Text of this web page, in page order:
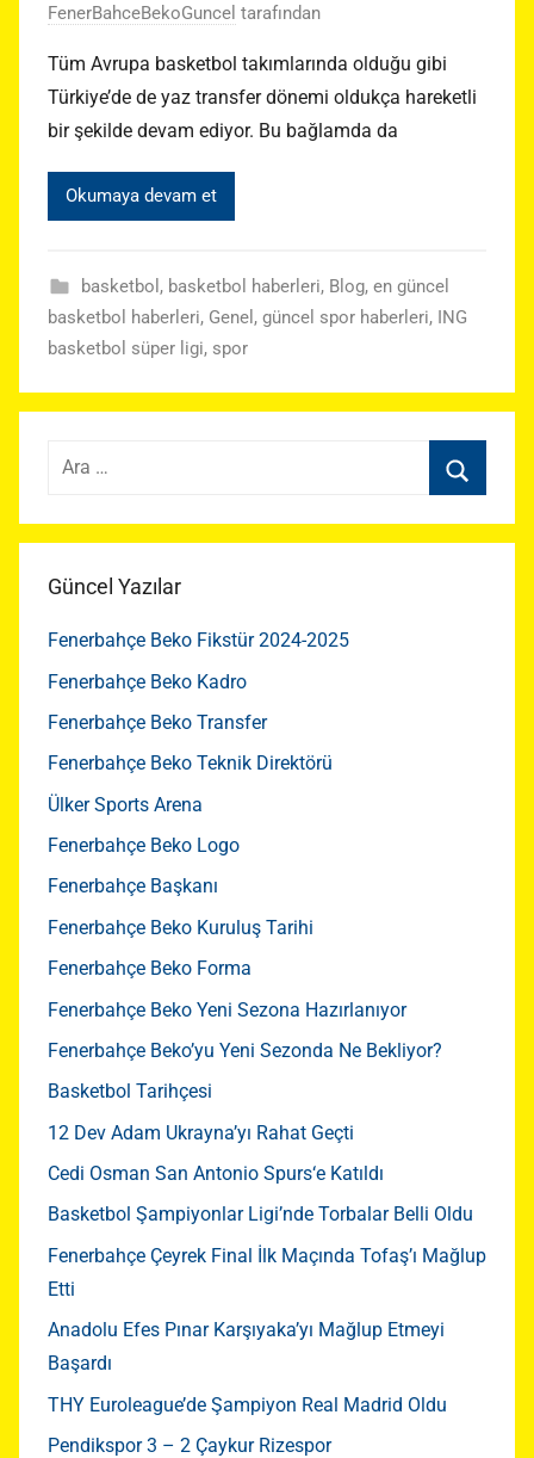
FenerBahceBekoGuncel tarafından
Tüm Avrupa basketbol takımlarında olduğu gibi
Türkiye’de de yaz transfer dönemi oldukça hareketli
bir şekilde devam ediyor. Bu bağlamda da
Okumaya devam et
basketbol , basketbol haberleri, Blog, en güncel
basketbol haberleri, Genel , güncel spor haberleri, ING
basketbol süper ligi, spor
Arama:
Güncel Yazılar
Fenerbahçe Beko Fikstür 2024-2025
Fenerbahçe Beko Kadro
Fenerbahçe Beko Transfer
Fenerbahçe Beko Teknik Direktörü
Ülker Sports Arena
Fenerbahçe Beko Logo
Fenerbahçe Başkanı
Fenerbahçe Beko Kuruluş Tarihi
Fenerbahçe Beko Forma
Fenerbahçe Beko Yeni Sezona Hazırlanıyor
Fenerbahçe Beko’yu Yeni Sezonda Ne Bekliyor?
Basketbol Tarihçesi
12 Dev Adam Ukrayna’yı Rahat Geçti
Cedi Osman San Antonio Spurs‘e Katıldı
Basketbol Şampiyonlar Ligi’nde Torbalar Belli Oldu
Fenerbahçe Çeyrek Final İlk Maçında Tofaş’ı Mağlup
Etti
Anadolu Efes Pınar Karşıyaka’yı Mağlup Etmeyi
Başardı
THY Euroleague’de Şampiyon Real Madrid Oldu
Pendikspor 3 – 2 Çaykur Rizespor